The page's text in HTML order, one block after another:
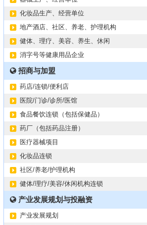
西南地区某煤炭公司寻求合作
2024第34届（广东）国际大健康产业博览会
某器械公司项目技术转让
#冠心病养生素口服液项目招商或寻求技术转让
大健康交易中心平台招商
膝关节修复药物融资计划
华北某药厂转让（年利有3000多万）
化妆品生产、经营单位
地产酒店、社区、养老、护理机构
健体、理疗、美容、养生、休闲
消字号等健康用品企业
招商与加盟
药店/连锁/便利店
医院/门诊/诊所/医馆
食品餐饮连锁（包括保健品）
药厂（包括药品注册）
医疗器械项目
化妆品连锁
社区/养老/护理机构
健体/理疗/美容/休闲机构连锁
产业发展规划与投融资
产业发展规划